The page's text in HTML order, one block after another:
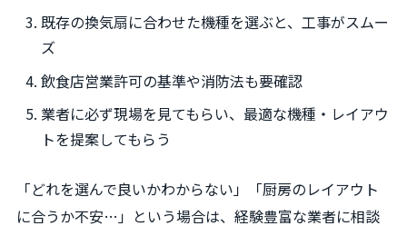
既存の換気扇に合わせた機種を選ぶと、工事がスムー
ズ
飲食店営業許可の基準や消防法も要確認
業者に必ず現場を見てもらい、最適な機種・レイアウ
トを提案してもらう
「どれを選んで良いかわからない」「厨房のレイアウト
に合うか不安…」という場合は、経験豊富な業者に相談